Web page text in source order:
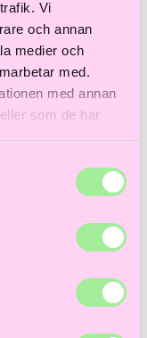
Vi
och annan
medier och
med.
med annan
som de har
Bain Extentioniste